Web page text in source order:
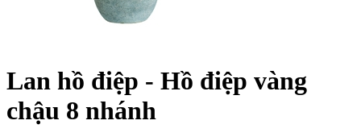
Lan hồ điệp - Hồ điệp vàng
chậu 8 nhánh